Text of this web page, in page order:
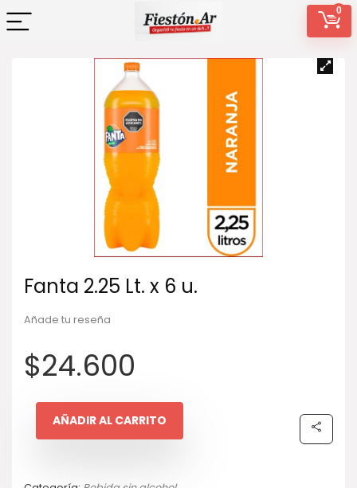
0
Fanta 2.25 Lt. x 6 u.
Añade tu reseña
$24.600
AÑADIR AL CARRITO